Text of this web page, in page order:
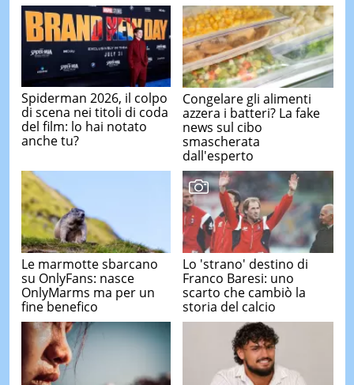
Spiderman 2026, il colpo
di scena nei titoli di coda
del film: lo hai notato
anche tu?
Congelare gli alimenti
azzera i batteri? La fake
news sul cibo
smascherata
dall'esperto
Le marmotte sbarcano
su OnlyFans: nasce
OnlyMarms ma per un
fine benefico
Lo 'strano' destino di
Franco Baresi: uno
scarto che cambiò la
storia del calcio